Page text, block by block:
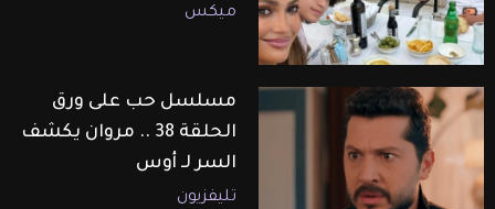
ميكس
مسلسل حب على ورق
الحلقة 38 .. مروان يكشف
السر لـ أوس
تليفزيون